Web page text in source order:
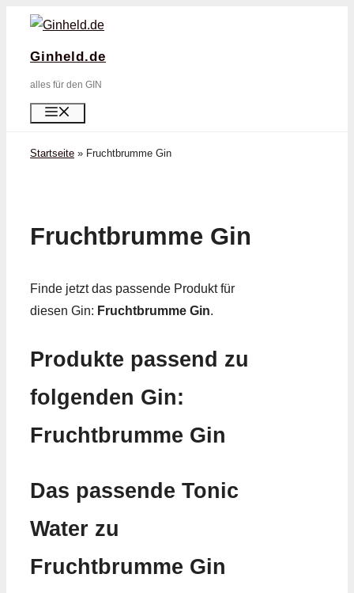
Zum
springen
Ginheld.de
alles für den GIN
Startseite » Fruchtbrumme Gin
Fruchtbrumme Gin
Finde jetzt das passende Produkt für
diesen Gin: Fruchtbrumme Gin.
Produkte passend zu
folgenden Gin:
Fruchtbrumme Gin
Das passende Tonic
Water zu
Fruchtbrumme Gin